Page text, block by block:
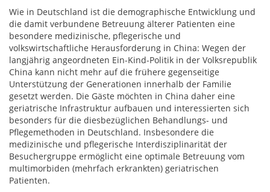
Wie in Deutschland ist die demographische Entwicklung und
die damit verbundene Betreuung älterer Patienten eine
besondere medizinische, pflegerische und
volkswirtschaftliche Herausforderung in China: Wegen der
langjährig angeordneten Ein-Kind-Politik in der Volksrepublik
China kann nicht mehr auf die frühere gegenseitige
Unterstützung der Generationen innerhalb der Familie
gesetzt werden. Die Gäste möchten in China daher eine
geriatrische Infrastruktur aufbauen und interessierten sich
besonders für die diesbezüglichen Behandlungs- und
Pflegemethoden in Deutschland. Insbesondere die
medizinische und pflegerische Interdisziplinarität der
Besuchergruppe ermöglicht eine optimale Betreuung vom
multimorbiden (mehrfach erkrankten) geriatrischen
Patienten.